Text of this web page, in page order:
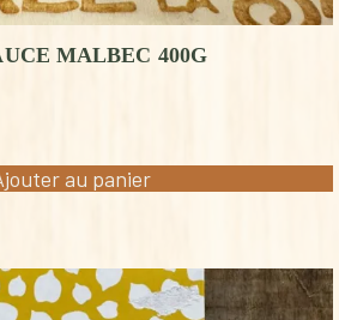
MALBEC 400G
au panier